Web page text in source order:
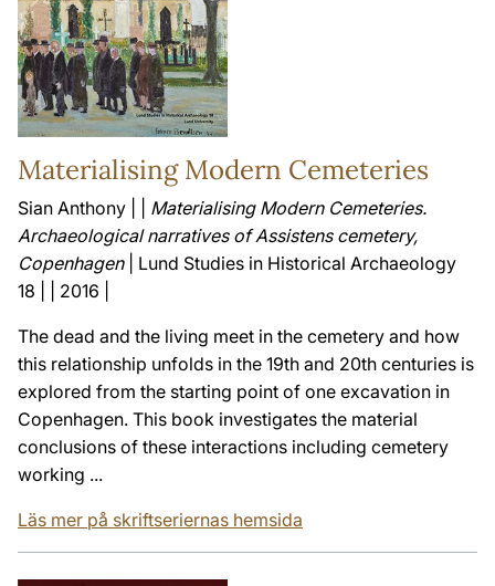
Materialising Modern Cemeteries
Sian Anthony | | Materialising Modern Cemeteries.
Archaeological narratives of Assistens cemetery,
Copenhagen| Lund Studies in Historical Archaeology
18 | | 2016 |
The dead and the living meet in the cemetery and how
this relationship unfolds in the 19th and 20th centuries is
explored from the starting point of one excavation in
Copenhagen. This book investigates the material
conclusions of these interactions including cemetery
working ...
Läs mer på skriftseriernas hemsida